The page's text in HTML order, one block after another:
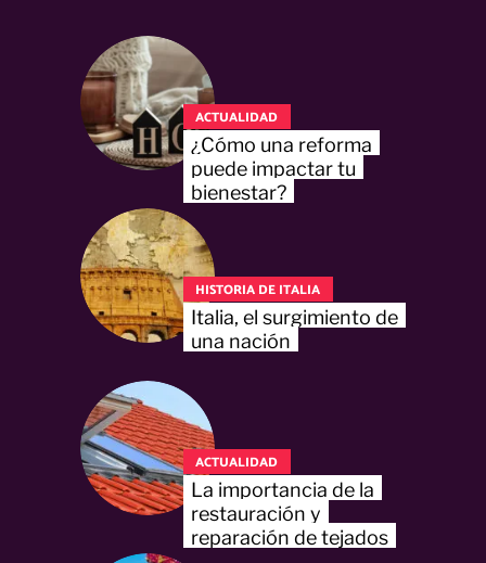
ACTUALIDAD
¿Cómo una reforma
puede impactar tu
bienestar?
HISTORIA DE ITALIA
Italia, el surgimiento de
una nación
ACTUALIDAD
La importancia de la
restauración y
reparación de tejados